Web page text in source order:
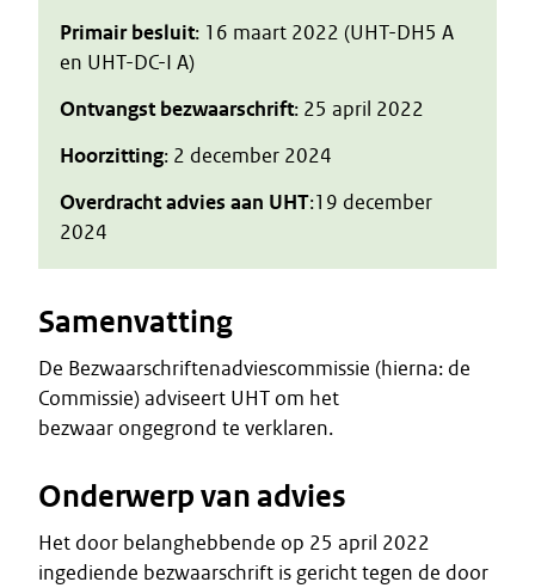
Primair besluit: 16 maart 2022 (UHT-DH5 A
en UHT-DC-I A)
Ontvangst bezwaarschrift: 25 april 2022
Hoorzitting: 2 december 2024
Overdracht advies aan UHT:19 december
2024
Samenvatting
De Bezwaarschriftenadviescommissie (hierna: de
Commissie) adviseert UHT om het
bezwaar ongegrond te verklaren.
Onderwerp van advies
Het door belanghebbende op 25 april 2022
ingediende bezwaarschrift is gericht tegen de door